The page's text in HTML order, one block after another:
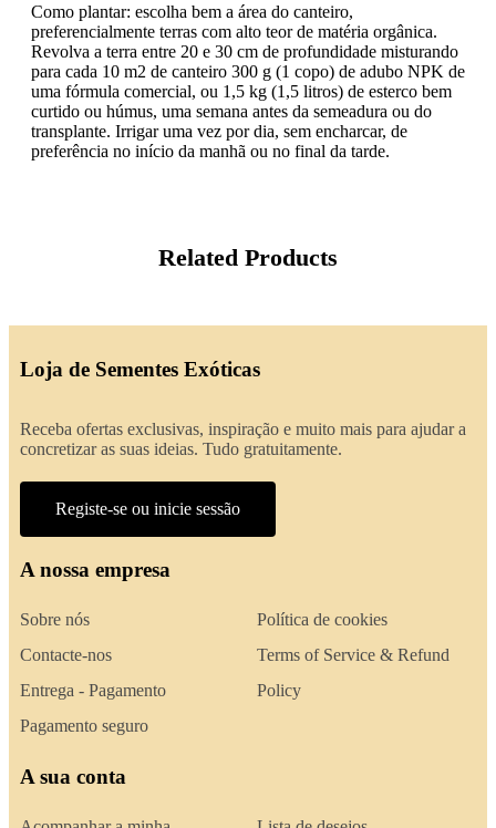
Como plantar: escolha bem a área do canteiro,
preferencialmente terras com alto teor de matéria orgânica.
Revolva a terra entre 20 e 30 cm de profundidade misturando
para cada 10 m2 de canteiro 300 g (1 copo) de adubo NPK de
uma fórmula comercial, ou 1,5 kg (1,5 litros) de esterco bem
curtido ou húmus, uma semana antes da semeadura ou do
transplante. Irrigar uma vez por dia, sem encharcar, de
preferência no início da manhã ou no final da tarde.
Related Products
Loja de Sementes Exóticas
Receba ofertas exclusivas, inspiração e muito mais para ajudar a
concretizar as suas ideias. Tudo gratuitamente.
Registe-se ou inicie sessão
A nossa empresa
Sobre nós
Contacte-nos
Entrega - Pagamento
Pagamento seguro
Política de cookies
Terms of Service & Refund
Policy
A sua conta